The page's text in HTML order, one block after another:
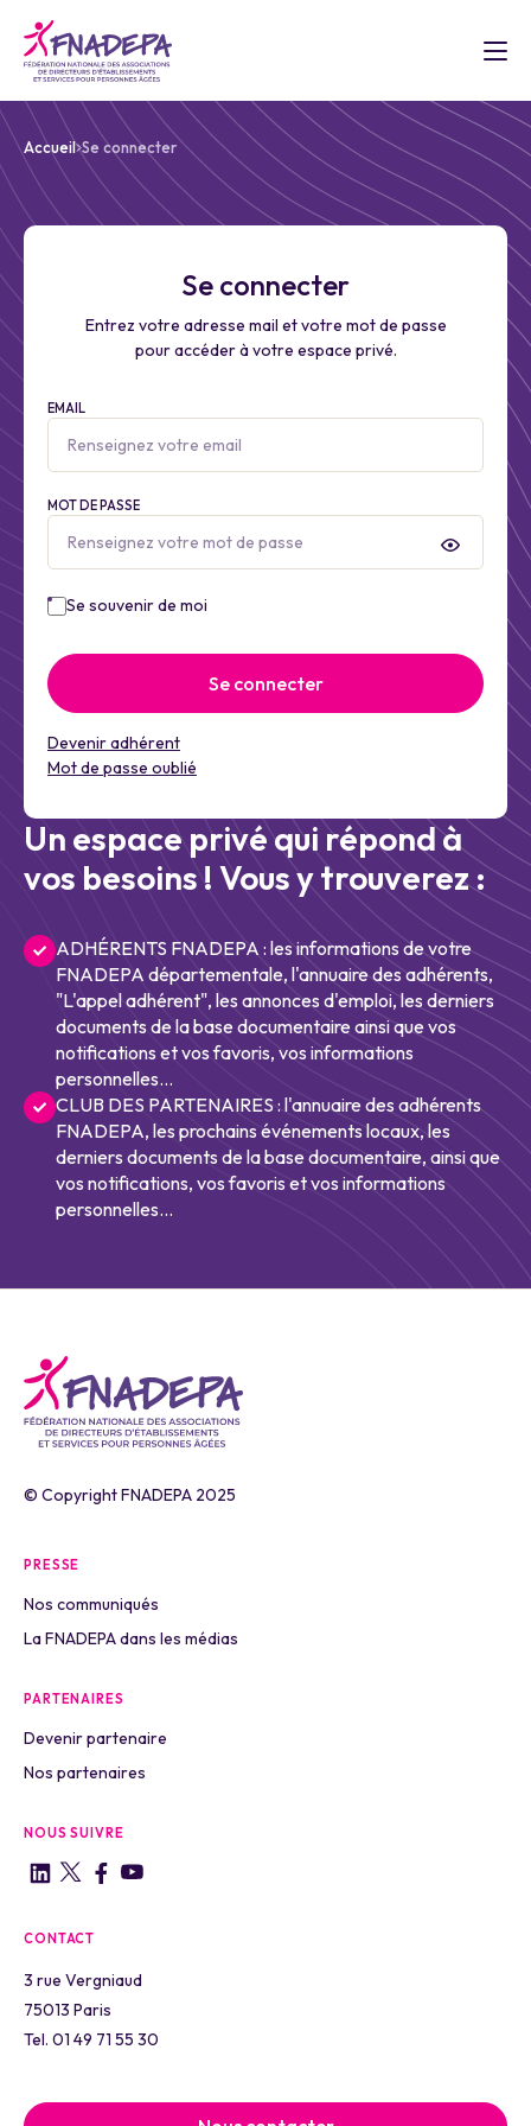
Accueil Se connecter
Se connecter
Entrez votre adresse mail et votre mot de passe
pour accéder à votre espace privé.
EMAIL
MOT DE PASSE
Se souvenir de moi
Se connecter
Devenir adhérent
Mot de passe oublié
Un espace privé qui répond à
vos besoins ! Vous y trouverez :
ADHÉRENTS FNADEPA : les informations de votre
FNADEPA départementale, l'annuaire des adhérents,
"L'appel adhérent", les annonces d'emploi, les derniers
documents de la base documentaire ainsi que vos
notifications et vos favoris, vos informations
personnelles...
CLUB DES PARTENAIRES : l'annuaire des adhérents
FNADEPA, les prochains événements locaux, les
derniers documents de la base documentaire, ainsi que
vos notifications, vos favoris et vos informations
personnelles...
© Copyright FNADEPA 2025
PRESSE
Nos communiqués
La FNADEPA dans les médias
PARTENAIRES
Devenir partenaire
Nos partenaires
NOUS SUIVRE
CONTACT
3 rue Vergniaud
75013 Paris
Tel. 01 49 71 55 30